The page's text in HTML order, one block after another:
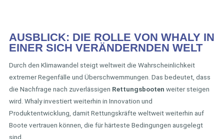
AUSBLICK: DIE ROLLE VON WHALY IN
EINER SICH VERÄNDERNDEN WELT
Durch den Klimawandel steigt weltweit die Wahrscheinlichkeit
extremer Regenfälle und Überschwemmungen. Das bedeutet, dass
die Nachfrage nach zuverlässigen Rettungsbooten weiter steigen
wird. Whaly investiert weiterhin in Innovation und
Produktentwicklung, damit Rettungskräfte weltweit weiterhin auf
Boote vertrauen können, die für härteste Bedingungen ausgelegt
sind.